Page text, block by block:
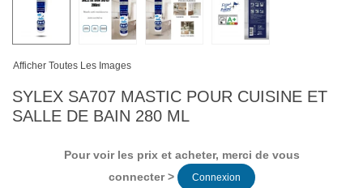
Afficher Toutes Les Images
SYLEX SA707 MASTIC POUR CUISINE ET
SALLE DE BAIN 280 ML
Pour voir les prix et acheter, merci de vous
connecter >
Connexion